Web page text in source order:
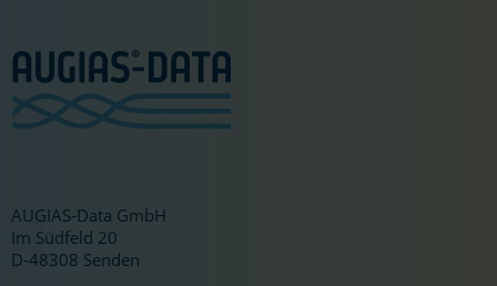
AUGIAS-Data GmbH
Im Südfeld 20
D-48308 Senden